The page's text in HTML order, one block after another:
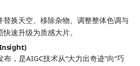
替换天空、移除杂物、调整整体色调与
速升级为质感大片。
Insight)
，是AIGC技术从“大力出奇迹”向“巧